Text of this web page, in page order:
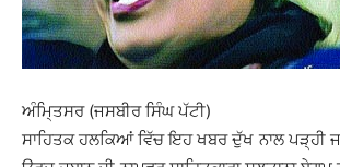
ਅੰਮਿ੍ਤਸਰ (ਜਸਬੀਰ ਸਿੰਘ ਪੱਟੀ)
ਸਾਹਿਤਕ ਹਲਕਿਆਂ ਵਿੱਚ ਇਹ ਖਬਰ ਦੁੱਖ ਨਾਲ ਪੜ੍ਹੀ